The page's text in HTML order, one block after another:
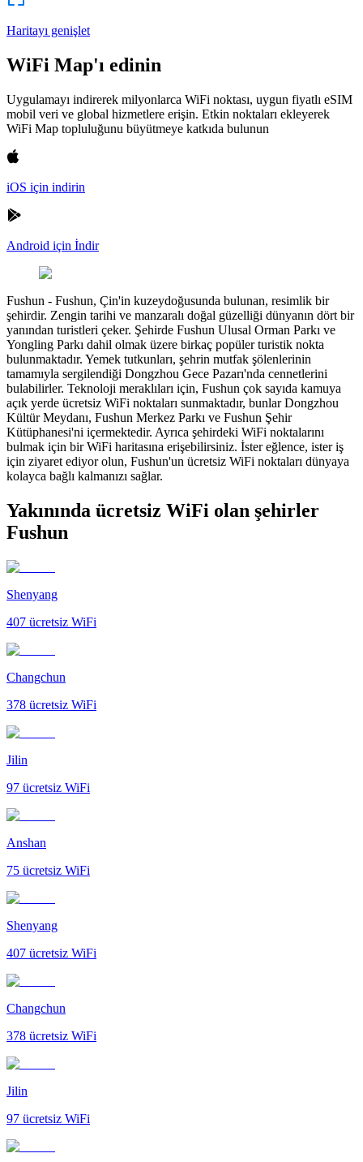
Haritayı genişlet
WiFi Map'ı edinin
Uygulamayı indirerek milyonlarca WiFi noktası, uygun fiyatlı eSIM
mobil veri ve global hizmetlere erişin. Etkin noktaları ekleyerek
WiFi Map topluluğunu büyütmeye katkıda bulunun
iOS için indirin
Android için İndir
Fushun - Fushun, Çin'in kuzeydoğusunda bulunan, resimlik bir
şehirdir. Zengin tarihi ve manzaralı doğal güzelliği dünyanın dört bir
yanından turistleri çeker. Şehirde Fushun Ulusal Orman Parkı ve
Yongling Parkı dahil olmak üzere birkaç popüler turistik nokta
bulunmaktadır. Yemek tutkunları, şehrin mutfak şölenlerinin
tamamıyla sergilendiği Dongzhou Gece Pazarı'nda cennetlerini
bulabilirler. Teknoloji meraklıları için, Fushun çok sayıda kamuya
açık yerde ücretsiz WiFi noktaları sunmaktadır, bunlar Dongzhou
Kültür Meydanı, Fushun Merkez Parkı ve Fushun Şehir
Kütüphanesi'ni içermektedir. Ayrıca şehirdeki WiFi noktalarını
bulmak için bir WiFi haritasına erişebilirsiniz. İster eğlence, ister iş
için ziyaret ediyor olun, Fushun'un ücretsiz WiFi noktaları dünyaya
kolayca bağlı kalmanızı sağlar.
Yakınında ücretsiz WiFi olan şehirler
Fushun
Shenyang
407 ücretsiz WiFi
Changchun
378 ücretsiz WiFi
Jilin
97 ücretsiz WiFi
Anshan
75 ücretsiz WiFi
Shenyang
407 ücretsiz WiFi
Changchun
378 ücretsiz WiFi
Jilin
97 ücretsiz WiFi